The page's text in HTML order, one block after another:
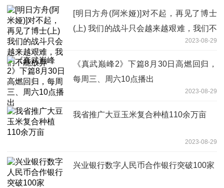
[明日方舟(阿米娅)]对不起，再见了博士
(上) 我们的战斗只会越来越艰难，我们不
2023-08-29
《真武巅峰2》下篇8月30日高燃回归，
每周三、周六10点播出
2023-08-29
我省推广大豆玉米复合种植110余万亩
2023-08-29
兴业银行数字人民币合作银行突破100家